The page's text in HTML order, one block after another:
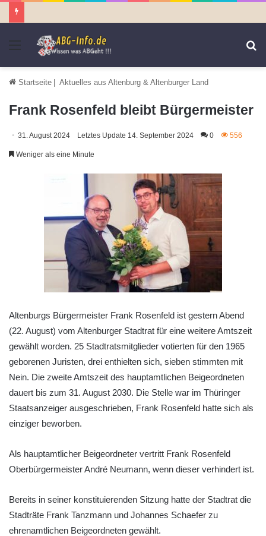
Menü
Startseite | Aktuelles aus Altenburg & Altenburger Land
Frank Rosenfeld bleibt Bürgermeister
31. August 2024 Letztes Update 14. September 2024 0 556
Weniger als eine Minute
Altenburgs Bürgermeister Frank Rosenfeld ist gestern Abend
(22. August) vom Altenburger Stadtrat für eine weitere Amtszeit
gewählt worden. 25 Stadtratsmitglieder votierten für den 1965
geborenen Juristen, drei enthielten sich, sieben stimmten mit
Nein. Die zweite Amtszeit des hauptamtlichen Beigeordneten
dauert bis zum 31. August 2030. Die Stelle war im Thüringer
Staatsanzeiger ausgeschrieben, Frank Rosenfeld hatte sich als
einziger beworben.
Als hauptamtlicher Beigeordneter vertritt Frank Rosenfeld
Oberbürgermeister André Neumann, wenn dieser verhindert ist.
Bereits in seiner konstituierenden Sitzung hatte der Stadtrat die
Stadträte Frank Tanzmann und Johannes Schaefer zu
ehrenamtlichen Beigeordneten gewählt.